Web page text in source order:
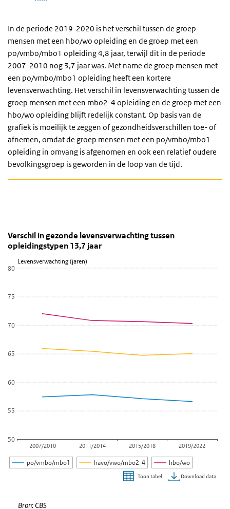
In de periode 2019-2020 is het verschil tussen de groep
mensen met een hbo/wo opleiding en de groep met een
po/vmbo/mbo1 opleiding 4,8 jaar, terwijl dit in de periode
2007-2010 nog 3,7 jaar was. Met name de groep mensen met
een po/vmbo/mbo1 opleiding heeft een kortere
levensverwachting. Het verschil in levensverwachting tussen de
groep mensen met een mbo2-4 opleiding en de groep met een
hbo/wo opleiding blijft redelijk constant. Op basis van de
grafiek is moeilijk te zeggen of gezondheidsverschillen toe- of
afnemen, omdat de groep mensen met een po/vmbo/mbo1
opleiding in omvang is afgenomen en ook een relatief oudere
bevolkingsgroep is geworden in de loop van de tijd.
Gezonde levensverwachting
Sla de grafiek 'Verschil in gezonde levensverwachting tussen
Verschil in gezonde levensverwachting tussen
Lijn grafiek met 3 lijnen.
Bekijk als data tabel.
Levensverwachting (jaren)
Verschil in gezonde levensverwachting tussen
opleidingstypen 13,7 jaar
po/vmbo/mbo1 havo/vwo/mbo2-4 hbo/wo
50
55
60
65
70
75
80
2007/2010 2011/2014 2015/2018 2019/2022
Toon tabel Download data
Bron: CBS